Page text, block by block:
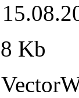
Kb